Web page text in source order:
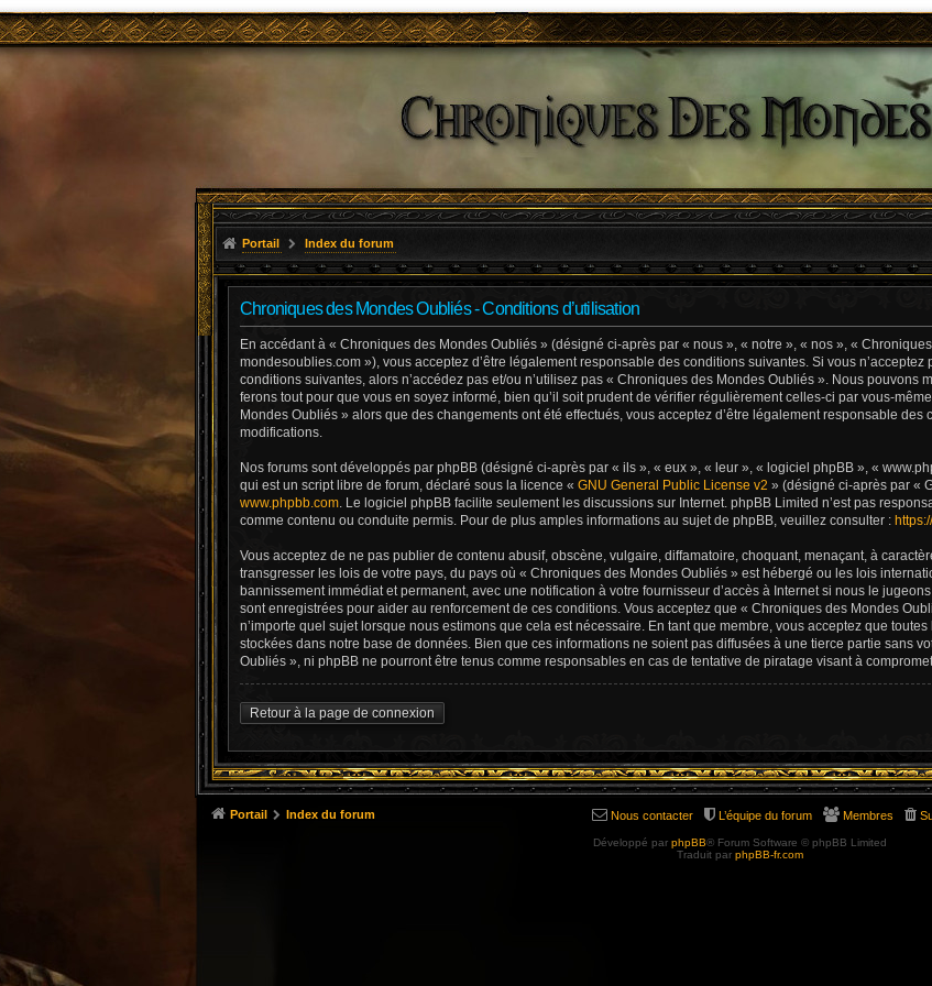
Portail Index du forum
Chroniques des Mondes Oubliés - Conditions d’utilisation
En accédant à « Chroniques des Mondes Oubliés » (désigné ci-après par « nous », « notre », « nos », «
mondesoublies.com »), vous acceptez d’être légalement responsable des conditions suivantes. Si vous
conditions suivantes, alors n’accédez pas et/ou n’utilisez pas « Chroniques des Mondes Oubliés ». Nous pouvons
ferons tout pour que vous en soyez informé, bien qu’il soit prudent de vérifier régulièrement celles-ci par vous-
Mondes Oubliés » alors que des changements ont été effectués, vous acceptez d’être légalement responsable
modifications.
Nos forums sont développés par phpBB (désigné ci-après par « ils », « eux », « leur », « logiciel phpBB », «
qui est un script libre de forum, déclaré sous la licence « GNU General Public License v2 » (désigné ci-après par «
www.phpbb.com. Le logiciel phpBB facilite seulement les discussions sur Internet. phpBB Limited n’est pas
comme contenu ou conduite permis. Pour de plus amples informations au sujet de phpBB, veuillez consulter :
Vous acceptez de ne pas publier de contenu abusif, obscène, vulgaire, diffamatoire, choquant, menaçant, à
transgresser les lois de votre pays, du pays où « Chroniques des Mondes Oubliés » est hébergé ou les lois
bannissement immédiat et permanent, avec une notification à votre fournisseur d’accès à Internet si nous le
sont enregistrées pour aider au renforcement de ces conditions. Vous acceptez que « Chroniques des Mondes
n’importe quel sujet lorsque nous estimons que cela est nécessaire. En tant que membre, vous acceptez que
stockées dans notre base de données. Bien que ces informations ne soient pas diffusées à une tierce partie sans
Oubliés », ni phpBB ne pourront être tenus comme responsables en cas de tentative de piratage visant à
Retour à la page de connexion
Portail Index du forum Membres
L’équipe du forum
Nous contacter
Développé par phpBB® Forum Software © phpBB Limited
Traduit par phpBB-fr.com